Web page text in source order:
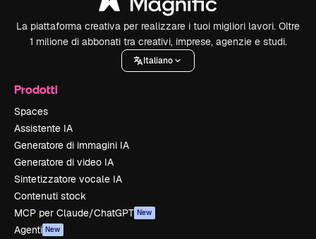
La piattaforma creativa per realizzare i tuoi migliori lavori. Oltre
1 milione di abbonati tra creativi, imprese, agenzie e studi.
Italiano
Prodotti
Spaces
Assistente IA
Generatore di immagini IA
Generatore di video IA
Sintetizzatore vocale IA
Contenuti stock
MCP per Claude/ChatGPT New
Agenti New